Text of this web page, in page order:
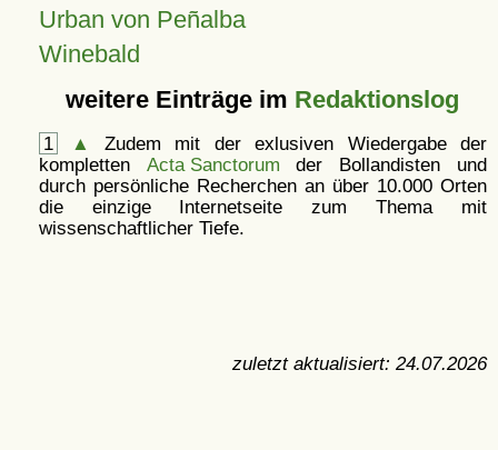
Urban von Peñalba
Winebald
weitere Einträge im Redaktionslog
1 ▲
Zudem mit der exlusiven Wiedergabe der
kompletten Acta Sanctorum der Bollandisten und
durch persönliche Recherchen an über 10.000 Orten
die einzige Internetseite zum Thema mit
wissenschaftlicher Tiefe.
zuletzt aktualisiert: 24.07.2026